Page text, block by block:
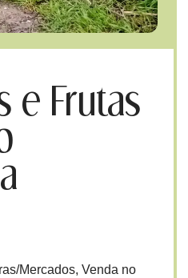
e Frutas
Mercados, Venda no